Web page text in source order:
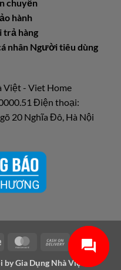
chuyển
hành
trả hàng
nhân Người tiêu dùng
Việt - Viet Home
Điện thoại:
20 Nghĩa Đô, Hà Nội
Stripe MasterCardCash
On
Delivery
byGia Dụng Nhà Việt